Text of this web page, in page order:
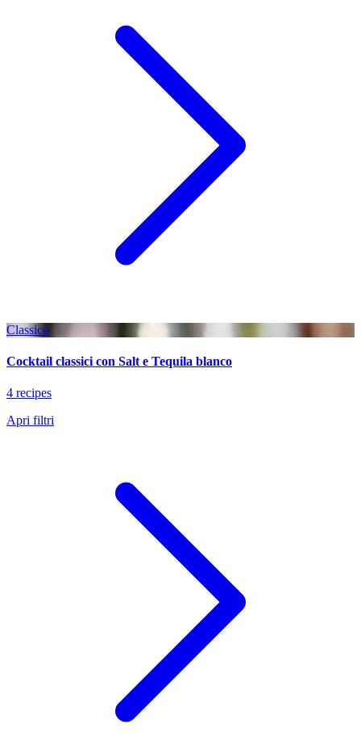
Classico
Cocktail classici con Salt e Tequila blanco
4 recipes
Apri filtri